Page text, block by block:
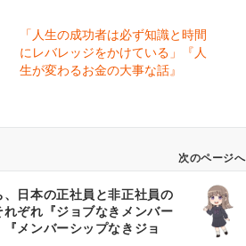
「人生の成功者は必ず知識と時間
にレバレッジをかけている」『人
生が変わるお金の大事な話』
次のページへ
、日本の正社員と非正社員の
れぞれ『ジョブなきメンバー
『メンバーシップなきジョ